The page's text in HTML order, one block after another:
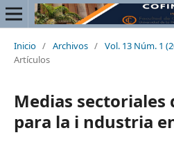
Inicio / Archivos / Vol. 13 Núm. 1
Artículos
Medias sectoriales
para la i ndustria